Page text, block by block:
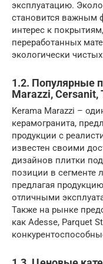
эксплуатацию.
становится важным
интерес к
переработанных
экологически
1.2. Популярные
Marazzi, Cersanit,
Kerama Marazzi –
керамогранита,
продукции с
известен своими
дизайнов плитки
позиции в сегменте
предлагая
отличными
Также на рынке
как Adesse, Parquet